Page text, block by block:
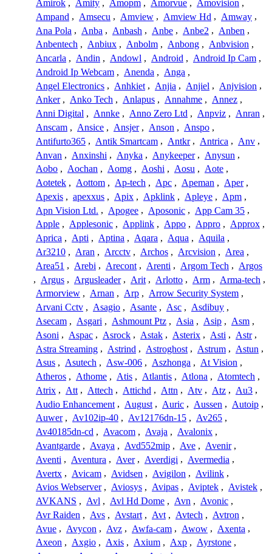
Amirok , Amity , Amopm , Amorvue , Amovision ,
Ampand , Amsecu , Amview , Amview Hd , Amway ,
Ana Pola , Anba , Anbash , Anbe , Anbe2 , Anben ,
Anbentech , Anbiux , Anbolm , Anbong , Anbvision ,
Ancarla , Andin , Andowl , Android , Android Ip Cam ,
Android Ip Webcam , Anenda , Anga ,
Angel Electronics , Anhkiet , Anjia , Anjiel , Anjvision ,
Anker , Anko Tech , Anlapus , Annahme , Annez ,
Anni Digital , Annke , Anno Zero Ltd , Anpviz , Anran ,
Anscam , Ansice , Ansjer , Anson , Anspo ,
Antifurto365 , Antik Smartcam , Antkr , Antrica , Anv ,
Anvan , Anxinshi , Anyka , Anykeeper , Anysun ,
Aobo , Aochan , Aomg , Aoshi , Aosu , Aote ,
Aotetek , Aottom , Ap-tech , Apc , Apeman , Aper ,
Apexis , apexxus , Apix , Apklink , Apleye , Apm ,
Apn Vision Ltd. , Apogee , Aposonic , App Cam 35 ,
Apple , Applesonic , Applink , Appo , Appro , Approx ,
Aprica , Apti , Aptina , Aqara , Aqua , Aquila ,
Ar3210 , Aran , Arcctv , Archos , Arcvision , Area ,
Area51 , Arebi , Arecont , Arenti , Argom Tech , Argos
, Argus , Argusleader , Arit , Arlotto , Arm , Arma-tech ,
Armorview , Arnan , Arp , Arrow Security System ,
Arvani Cctv , Asagio , Asante , Asc , Asdibuy ,
Asecam , Asgari , Ashmount Ptz , Asia , Asip , Asm ,
Asoni , Aspac , Asrock , Astak , Asterix , Asti , Astr ,
Astra Streaming , Astrind , Astroghost , Astrum , Astun ,
Asus , Asutech , Asw-006 , Aszhonga , At Vision ,
Atheros , Athome , Atis , Atlantis , Atlona , Atomtech ,
Atrix , Att , Attech , Attichd , Attn , Atv , Atz , Au3 ,
Audio Enhancement , August , Auric , Aussen , Autoip ,
Auwer , Av102ip-40 , Av12176dn-15 , Av265 ,
Av40185dn-cd , Avacom , Avaja , Avalonix ,
Avantgarde , Avaya , Avd552mip , Ave , Avenir ,
Aventi , Aventura , Aver , Averdigi , Avermedia ,
Avertx , Avicam , Avidsen , Avigilon , Avilink ,
Avios Webserver , Aviosys , Avipas , Aviptek , Avistek ,
AVKANS , Avl , Avl Hd Dome , Avn , Avonic ,
Avr Raiden , Avs , Avstart , Avt , Avtech , Avtron ,
Avue , Avycon , Avz , Awfa-cam , Awow , Axenta ,
Axeon , Axgio , Axis , Axium , Axp , Ayrstone ,